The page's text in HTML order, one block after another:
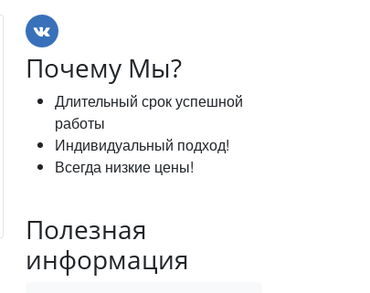
Почему Мы?
Длительный срок успешной
работы
Индивидуальный подход!
Всегда низкие цены!
Полезная
информация